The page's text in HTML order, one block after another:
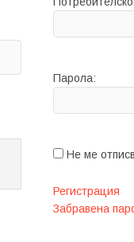
Парола:
Не ме
Регистрация
Забравена